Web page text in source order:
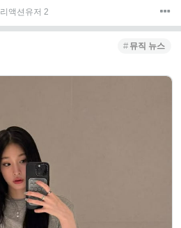
리액션유저 2
뮤직 뉴스